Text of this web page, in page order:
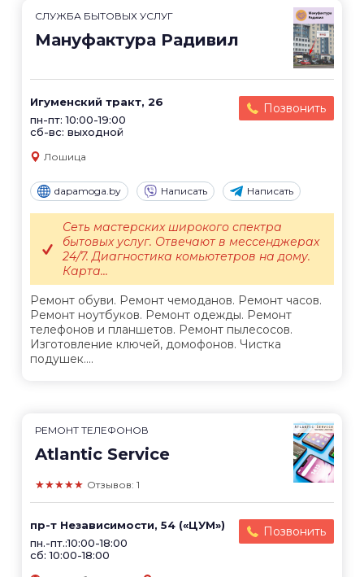
СЛУЖБА БЫТОВЫХ УСЛУГ
Мануфактура Радивил
Игуменский тракт, 26
пн-пт: 10:00-19:00
сб-вс: выходной
Позвонить
Лошица
dapamoga.by Написать Написать
Ремонт обуви. Ремонт чемоданов. Ремонт часов.
Ремонт ноутбуков. Ремонт одежды. Ремонт
телефонов и планшетов. Ремонт пылесосов.
Изготовление ключей, домофонов. Чистка
подушек....
Сеть мастерских широкого спектра
бытовых услуг. Отвечают в мессенджерах
24/7. Диагностика комьютетров на дому.
Карта...
РЕМОНТ ТЕЛЕФОНОВ
Atlantic Service
★★★★★ Отзывов: 1
пр-т Независимости, 54 («ЦУМ»)
пн.-пт.:10:00-18:00
сб: 10:00-18:00
Позвонить